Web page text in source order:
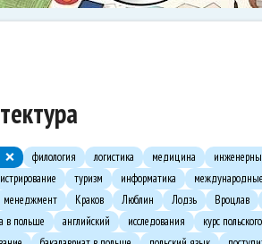
филология логистика медицина
туризм информатика
менеджмент Краков Люблин Лодзь Вроцлав
в польше английский исследования курс